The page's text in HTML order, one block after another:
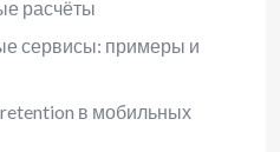
расчёты
сервисы: примеры и
retention в мобильных